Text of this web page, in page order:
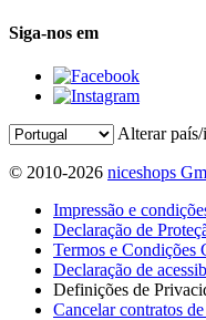
Siga-nos em
Alterar
© 2010-2026 niceshops
Impressão e
Declaração de
Termos e Condições
Declaração de
Definições de
Cancelar contratos